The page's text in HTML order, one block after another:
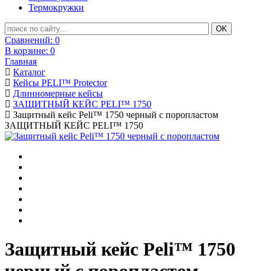
Термокружки
Сравнений: 0
В корзине: 0
Главная
Каталог
Кейсы PELI™ Protector
Длинномерные кейсы
ЗАЩИТНЫЙ КЕЙС PELI™ 1750
Защитный кейс Peli™ 1750 черный с поропластом
ЗАЩИТНЫЙ КЕЙС PELI™ 1750
Защитный кейс Peli™ 1750